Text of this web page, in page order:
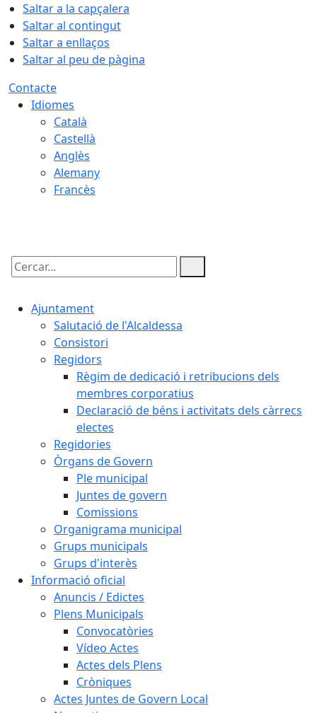
Saltar a la capçalera
Saltar al contingut
Saltar a enllaços
Saltar al peu de pàgina
Contacte
Idiomes
Català
Castellà
Anglès
Alemany
Francès
Cercar:
Ajuntament
Salutació de l'Alcaldessa
Consistori
Regidors
Règim de dedicació i retribucions dels
membres corporatius
Declaració de béns i activitats dels càrrecs
electes
Regidories
Òrgans de Govern
Ple municipal
Juntes de govern
Comissions
Organigrama municipal
Grups municipals
Grups d'interès
Informació oficial
Anuncis / Edictes
Plens Municipals
Convocatòries
Vídeo Actes
Actes dels Plens
Cròniques
Actes Juntes de Govern Local